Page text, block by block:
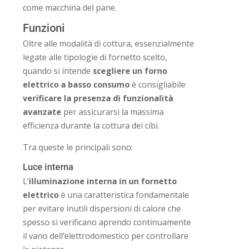
come macchina del pane.
Funzioni
Oltre alle modalità di cottura, essenzialmente
legate alle tipologie di fornetto scelto,
quando si intende scegliere un forno
elettrico a basso consumoè consigliabile
verificare la presenza di funzionalità
avanzate per assicurarsi la massima
efficienza durante la cottura dei cibi.
Tra queste le principali sono:
Luce interna
L’illuminazione interna in un fornetto
elettricoè una caratteristica fondamentale
per evitare inutili dispersioni di calore che
spesso si verificano aprendo continuamente
il vano dell’elettrodomestico per controllare